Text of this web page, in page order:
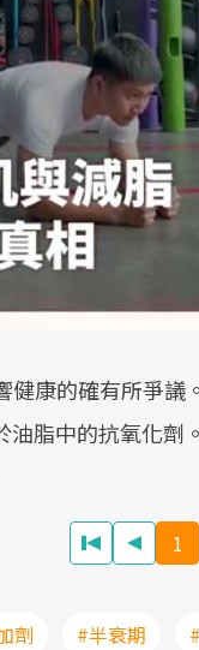
健康的確有所爭
油脂中的抗氧化劑
1
劑 #半衰期